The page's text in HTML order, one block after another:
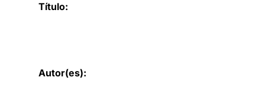
Título:
Autor(es):